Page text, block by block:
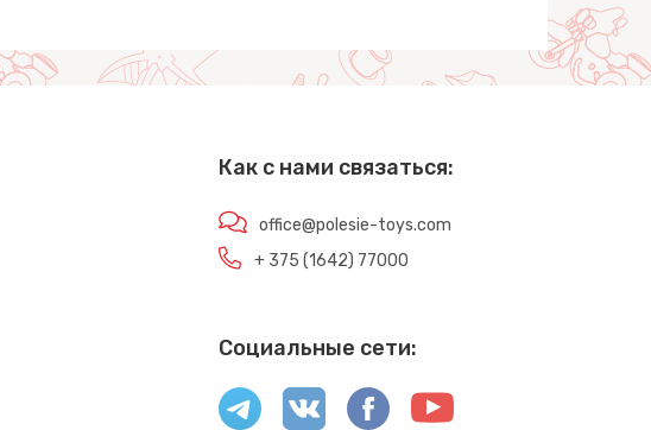
Как с нами связаться:
office@polesie-toys.com
+ 375 (1642) 77000
Социальные сети: